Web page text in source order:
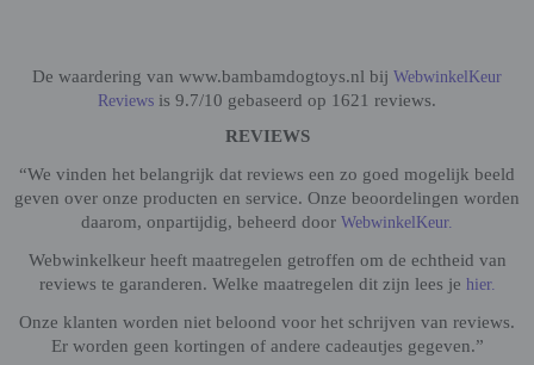
De waardering van www.bambamdogtoys.nl bij WebwinkelKeur
Reviews is 9.7/10 gebaseerd op 1621 reviews.
REVIEWS
“We vinden het belangrijk dat reviews een zo goed mogelijk beeld
geven over onze producten en service. Onze beoordelingen worden
daarom, onpartijdig, beheerd door WebwinkelKeur.
Webwinkelkeur heeft maatregelen getroffen om de echtheid van
reviews te garanderen. Welke maatregelen dit zijn lees je hier.
Onze klanten worden niet beloond voor het schrijven van reviews.
Er worden geen kortingen of andere cadeautjes gegeven.”